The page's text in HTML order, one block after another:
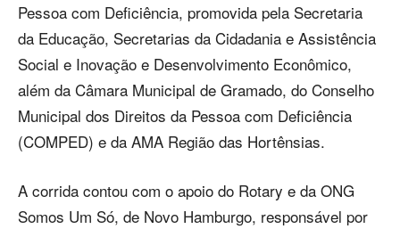
Pessoa com Deficiência, promovida pela Secretaria
da Educação, Secretarias da Cidadania e Assistência
Social e Inovação e Desenvolvimento Econômico,
além da Câmara Municipal de Gramado, do Conselho
Municipal dos Direitos da Pessoa com Deficiência
(COMPED) e da AMA Região das Hortênsias.
A corrida contou com o apoio do Rotary e da ONG
Somos Um Só, de Novo Hamburgo, responsável por